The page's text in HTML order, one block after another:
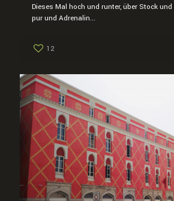
Dieses Mal hoch und runter, über Stock
pur und Adrenalin...
12